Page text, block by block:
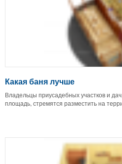
Какая баня лучше
Владельцы приусадебных участков и
площадь, стремятся разместить на